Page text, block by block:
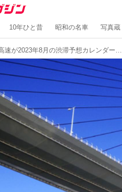
10年ひと昔 昭和の名車 写真蔵
【首都高情報】首都高速が2023年8月の渋滞予想カレンダーを発表。お盆休み以外は渋滞が多い！？